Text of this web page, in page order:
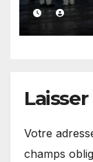
les
et de
Votre
champs